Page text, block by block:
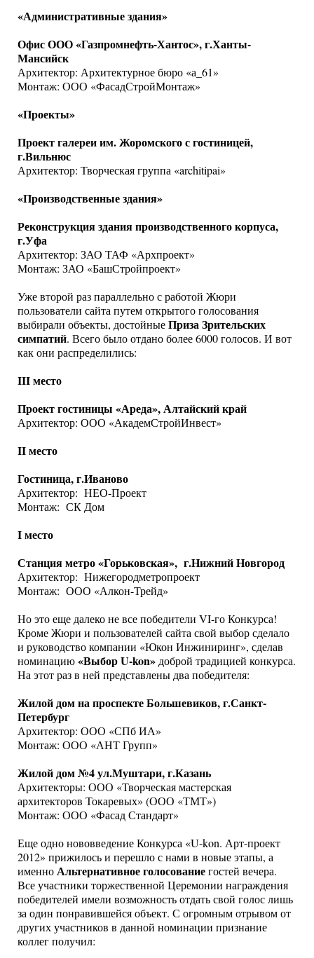
«Административные здания»
Офис ООО «Газпромнефть-Хантос», г.Ханты-
Мансийск
Архитектор: Архитектурное бюро «а_61»
Монтаж: ООО «ФасадСтройМонтаж»
«Проекты»
Проект галереи им. Жоромского с гостиницей,
г.Вильнюс
Архитектор: Творческая группа «architipai»
«Производственные здания»
Реконструкция здания производственного корпуса,
г.Уфа
Архитектор: ЗАО ТАФ «Архпроект»
Монтаж: ЗАО «БашСтройпроект»
Уже второй раз параллельно с работой Жюри
пользователи сайта путем открытого голосования
выбирали объекты, достойныеПриза Зрительских
симпатий. Всего было отдано более 6000 голосов. И вот
как они распределились:
III место
Проект гостиницы «Ареда», Алтайский край
Архитектор: ООО «АкадемСтройИнвест»
II место
Гостиница, г.Иваново
Архитектор: НЕО-Проект
Монтаж: СК Дом
I место
Станция метро «Горьковская», г.Нижний Новгород
Архитектор: Нижегородметропроект
Монтаж: ООО «Алкон-Трейд»
Но это еще далеко не все победители VI-го Конкурса!
Кроме Жюри и пользователей сайта свой выбор сделало
и руководство компании «Юкон Инжиниринг», сделав
номинацию«Выбор U-kon»доброй традицией конкурса.
На этот раз в ней представлены два победителя:
Жилой дом на проспекте Большевиков, г.Санкт-
Петербург
Архитектор: ООО «СПб ИА»
Монтаж: ООО «АНТ Групп»
Жилой дом №4 ул.Муштари, г.Казань
Архитекторы: ООО «Творческая мастерская
архитекторов Токаревых» (ООО «ТМТ»)
Монтаж: ООО «Фасад Стандарт»
Еще одно нововведение Конкурса «U-kon. Арт-проект
2012» прижилось и перешло с нами в новые этапы, а
именноАльтернативное голосованиегостей вечера.
Все участники торжественной Церемонии награждения
победителей имели возможность отдать свой голос лишь
за один понравившейся объект. С огромным отрывом от
других участников в данной номинации признание
коллег получил: